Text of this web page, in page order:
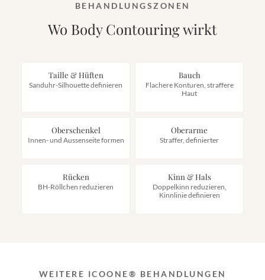
BEHANDLUNGSZONEN
Wo Body Contouring wirkt
Taille & Hüften
Sanduhr-Silhouette definieren
Bauch
Flachere Konturen, straffere
Haut
Oberschenkel
Innen- und Aussenseite formen
Oberarme
Straffer, definierter
Rücken
BH-Röllchen reduzieren
Kinn & Hals
Doppelkinn reduzieren,
Kinnlinie definieren
WEITERE ICOONE® BEHANDLUNGEN